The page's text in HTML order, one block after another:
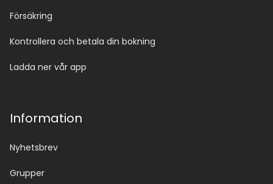
Försäkring
Kontrollera och betala din bokning
Ladda ner vår app
Information
Nyhetsbrev
Grupper